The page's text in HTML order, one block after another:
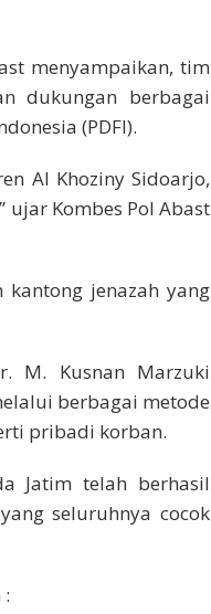
menyampaikan, tim
dukungan berbagai
(PDFI).
Al Khoziny Sidoarjo,
ujar Kombes Pol Abast
jenazah yang
M. Kusnan Marzuki
berbagai metode
pribadi korban.
Jatim telah berhasil
seluruhnya cocok